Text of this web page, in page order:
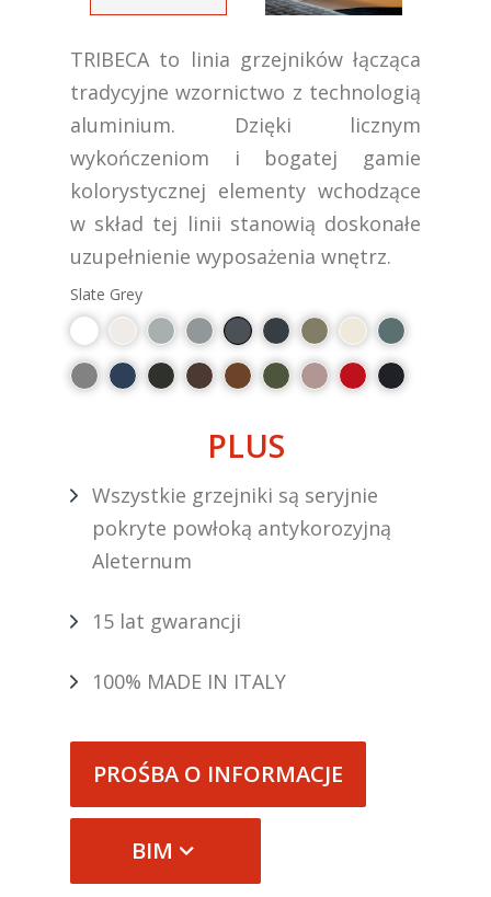
TRIBECA to linia grzejników łącząca
tradycyjne wzornictwo z technologią
aluminium. Dzięki licznym
wykończeniom i bogatej gamie
kolorystycznej elementy wchodzące
w skład tej linii stanowią doskonałe
uzupełnienie wyposażenia wnętrz.
Slate Grey
PLUS
Wszystkie grzejniki są seryjnie
pokryte powłoką antykorozyjną
Aleternum
15 lat gwarancji
100% MADE IN ITALY
PROŚBA O INFORMACJE
BIM